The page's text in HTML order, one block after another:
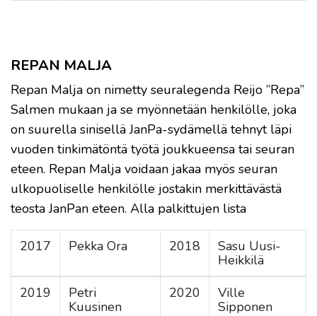
REPAN MALJA
Repan Malja on nimetty seuralegenda Reijo ”Repa”
Salmen mukaan ja se myönnetään henkilölle, joka
on suurella sinisellä JanPa-sydämellä tehnyt läpi
vuoden tinkimätöntä työtä joukkueensa tai seuran
eteen. Repan Malja voidaan jakaa myös seuran
ulkopuoliselle henkilölle jostakin merkittävästä
teosta JanPan eteen. Alla palkittujen lista
2017 Pekka Ora 2018
Sasu Uusi-
Heikkilä
2019
Petri
Kuusinen
2020
Ville
Sipponen